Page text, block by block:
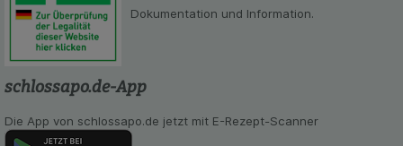
Dokumentation und Information.
schlossapo.de-App
Die App von schlossapo.de jetzt mit E-Rezept-Scanner